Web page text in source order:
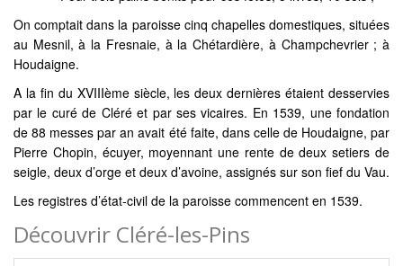
On comptait dans la paroisse cinq chapelles domestiques, situées
au Mesnil, à la Fresnaie, à la Chétardière, à Champchevrier ; à
Houdaigne.
A la fin du XVIIIème siècle, les deux dernières étaient desservies
par le curé de Cléré et par ses vicaires. En 1539, une fondation
de 88 messes par an avait été faite, dans celle de Houdaigne, par
Pierre Chopin, écuyer, moyennant une rente de deux setiers de
seigle, deux d’orge et deux d’avoine, assignés sur son fief du Vau.
Les registres d’état-civil de la paroisse commencent en 1539.
Découvrir Cléré-les-Pins